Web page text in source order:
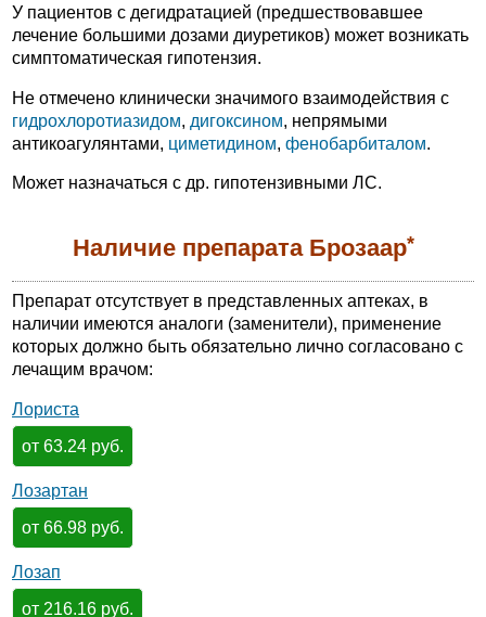
У пациентов с дегидратацией (предшествовавшее
лечение большими дозами диуретиков) может возникать
симптоматическая гипотензия.
Не отмечено клинически значимого взаимодействия с
гидрохлоротиазидом, дигоксином, непрямыми
антикоагулянтами, циметидином, фенобарбиталом.
Может назначаться с др. гипотензивными ЛС.
Наличие препарата Брозаар*
Препарат отсутствует в представленных аптеках, в
наличии имеются аналоги (заменители), применение
которых должно быть обязательно лично согласовано с
лечащим врачом:
Лориста
от 63.24 руб.
Лозартан
от 66.98 руб.
Лозап
от 216.16 руб.